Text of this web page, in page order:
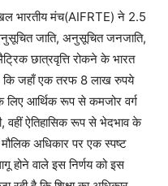
भारतीय मंच(AIFRTE) ने 2.5
जाति, अनुसूचित जनजाति,
छात्रवृत्ति रोकने के भारत
कि जहाँ एक तरफ 8 लाख रुपये
लिए आर्थिक रूप से कमजोर वर्ग
वहीं ऐतिहासिक रूप से भेदभाव के
मौलिक अधिकार पर एक स्पष्ट
होने वाले इस निर्णय को इस